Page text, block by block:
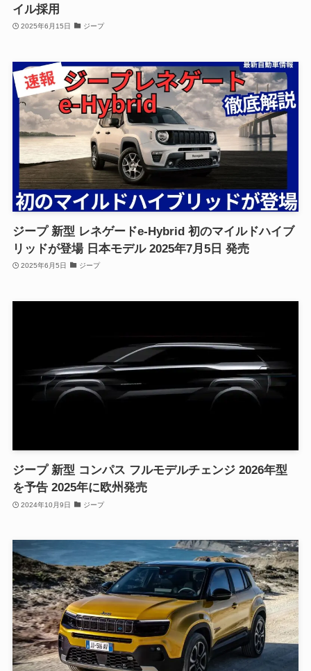
イル採用
2025年6月15日 ジープ
ジープ 新型 レネゲードe-Hybrid 初のマイルドハイブ
リッドが登場 日本モデル 2025年7月5日 発売
2025年6月5日 ジープ
ジープ 新型 コンパス フルモデルチェンジ 2026年型
を予告 2025年に欧州発売
2024年10月9日 ジープ